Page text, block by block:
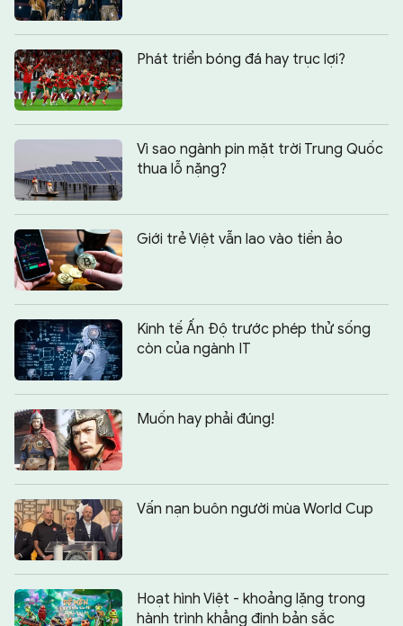
Chia sẻ:
Phát triển bóng đá hay trục lợi?
Vì sao ngành pin mặt trời Trung Quốc
thua lỗ nặng?
Giới trẻ Việt vẫn lao vào tiền ảo
Kinh tế Ấn Độ trước phép thử sống
còn của ngành IT
Muốn hay phải đúng!
Vấn nạn buôn người mùa World Cup
Hoạt hình Việt - khoảng lặng trong
hành trình khẳng định bản sắc